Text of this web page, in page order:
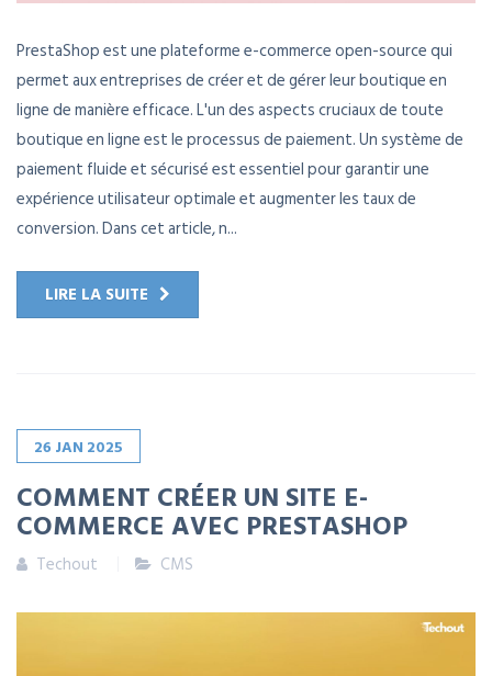
PrestaShop est une plateforme e-commerce open-source qui
permet aux entreprises de créer et de gérer leur boutique en
ligne de manière efficace. L'un des aspects cruciaux de toute
boutique en ligne est le processus de paiement. Un système de
paiement fluide et sécurisé est essentiel pour garantir une
expérience utilisateur optimale et augmenter les taux de
conversion. Dans cet article, n...
LIRE LA SUITE
26 JAN 2025
COMMENT CRÉER UN SITE E-
COMMERCE AVEC PRESTASHOP
Techout CMS